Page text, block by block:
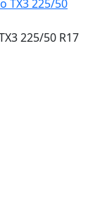
225/50 R17